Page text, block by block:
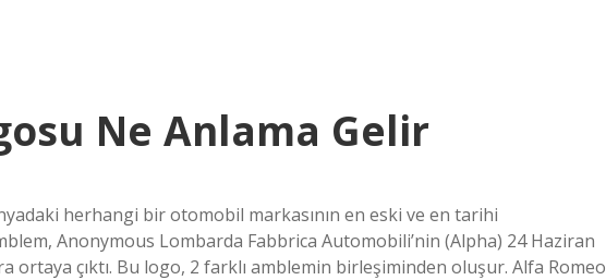
Ne Anlama Gelir
herhangi bir otomobil markasının en eski ve en tarihi
Anonymous Lombarda Fabbrica Automobili’nin (Alpha) 24 Haziran
ortaya çıktı. Bu logo, 2 farklı amblemin birleşiminden oluşur. Alfa Romeo